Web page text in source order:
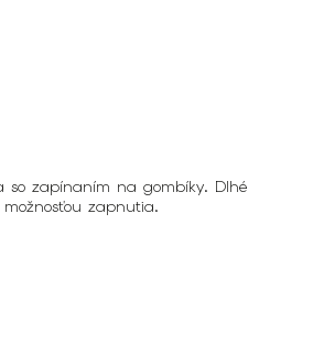
so zapínaním na gombíky. Dlhé
zapnutia.